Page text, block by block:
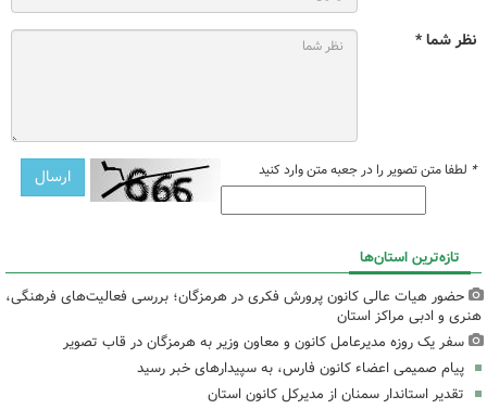
نظر شما *
* لطفا متن تصویر را در جعبه متن وارد کنید
تازه‌ترین استان‌ها
حضور هیات عالی کانون پرورش فکری در هرمزگان؛ بررسی فعالیت‌های فرهنگی،
هنری و ادبی مراکز استان
سفر یک روزه مدیرعامل کانون و معاون وزیر به هرمزگان در قاب تصویر
پیام صمیمی اعضاء کانون فارس، به سپیدارهای خبر رسید
تقدیر استاندار سمنان از مدیرکل کانون استان